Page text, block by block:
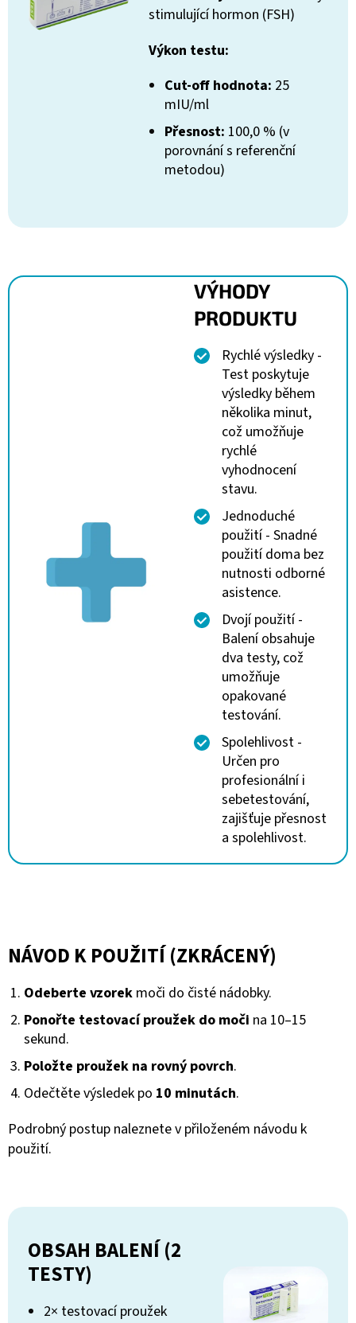
stimulující hormon (FSH)
Výkon testu:
Cut-off hodnota: 25
mIU/ml
Přesnost: 100,0 % (v
porovnání s referenční
metodou)
VÝHODY
PRODUKTU
Rychlé výsledky -
Test poskytuje
výsledky během
několika minut,
což umožňuje
rychlé
vyhodnocení
stavu.
Jednoduché
použití - Snadné
použití doma bez
nutnosti odborné
asistence.
Dvojí použití -
Balení obsahuje
dva testy, což
umožňuje
opakované
testování.
Spolehlivost -
Určen pro
profesionální i
sebetestování,
zajišťuje přesnost
a spolehlivost.
NÁVOD K POUŽITÍ (ZKRÁCENÝ)
Odeberte vzorek moči do čisté nádobky.
Ponořte testovací proužek do moči na 10–15
sekund.
Položte proužek na rovný povrch.
Odečtěte výsledek po 10 minutách.
Podrobný postup naleznete v přiloženém návodu k
použití.
OBSAH BALENÍ (2
TESTY)
2× testovací proužek